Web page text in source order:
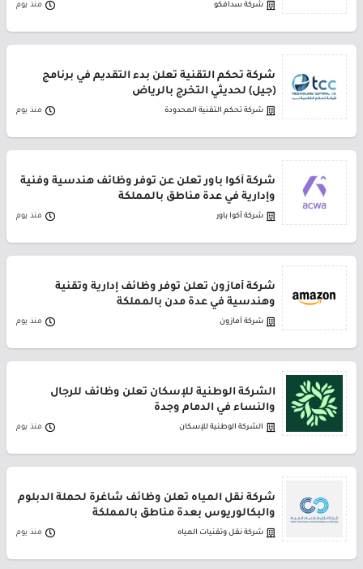
شركة سدافكو منذ يوم
شركة تحكم التقنية تعلن بدء التقديم في برنامج
(جيل) لحديثي التخرج بالرياض
شركة تحكم التقنية المحدودة منذ يوم
شركة أكوا باور تعلن عن توفر وظائف هندسية وفنية
وإدارية في عدة مناطق بالمملكة
شركة أكوا باور منذ يوم
شركة أمازون تعلن توفر وظائف إدارية وتقنية
وهندسية في عدة مدن بالمملكة
شركة أمازون منذ يوم
الشركة الوطنية للإسكان تعلن وظائف للرجال
والنساء في الدمام وجدة
الشركة الوطنية للإسكان منذ يوم
شركة نقل المياه تعلن وظائف شاغرة لحملة الدبلوم
والبكالوريوس بعدة مناطق بالمملكة
شركة نقل وتقنيات المياه منذ يوم